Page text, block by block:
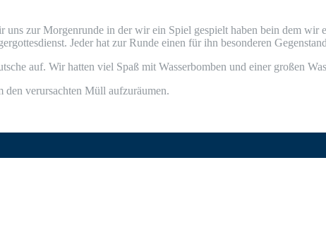
zur Mor­gen­run­de in der wir ein Spiel gespielt haben bein dem wir
Jeder hat zur Run­de einen für ihn beson­de­ren
auf. Wir hat­ten viel Spaß mit Was­ser­bom­ben und einer gro­ßen
ver­ur­sach­ten Müll aufzuräumen.